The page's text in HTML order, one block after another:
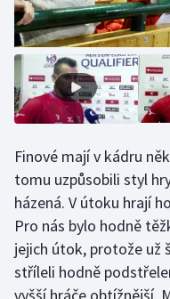
Plavání
Plážový volejbal
Ragby
Rychlobruslení
Rychlostní kanoistika
Short track
Sportovní střelba
Finové mají v kádru
tomu uzpůsobili styl
házená. V útoku hrají
Pro nás bylo hodně
jejich útok, protože už
stříleli hodně
vyšší hráče obtížnější.